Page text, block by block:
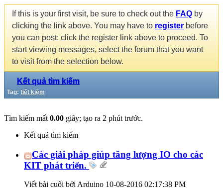
If this is your first visit, be sure to check out the FAQ by
clicking the link above. You may have to register before
you can post: click the register link above to proceed. To
start viewing messages, select the forum that you want
to visit from the selection below.
Kết quả tìm kiếm
Tag: tiết kiệm
Tìm kiếm mất 0.00 giây; tạo ra 2 phút trước.
Kết quả tìm kiếm
Các giải pháp giúp tăng lượng IO cho các
KIT phát triển.
Viết bài cuối bởi Arduino 10-08-2016 02:17:38 PM